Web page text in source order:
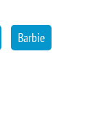
Barbie